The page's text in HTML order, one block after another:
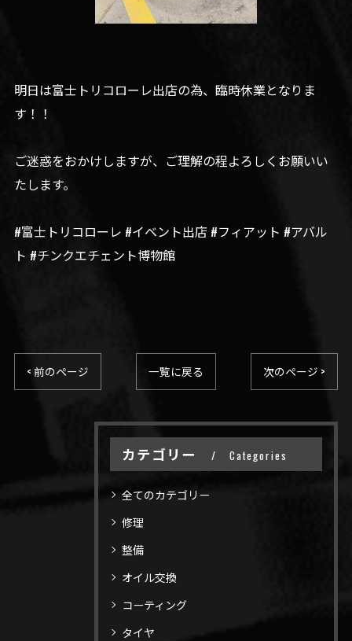
明日は富士トリコローレ出店の為、臨時休業となりま
す！！
ご迷惑をおかけしますが、ご理解の程よろしくお願いい
たします。
#富士トリコローレ #イベント出店 #フィアット #アバル
ト #チンクエチェント博物館
< 前のページ 一覧に戻る 次のページ >
カテゴリー Categories
全てのカテゴリー
修理
整備
オイル交換
コーティング
タイヤ